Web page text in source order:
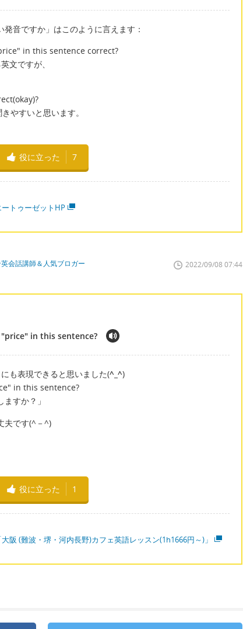
音ですか」はこのように言えます：
in this sentence correct?
文ですが、
やすいと思います。
役に立った 7
ートゥーゼットHP
会話講師＆人気ブロガー 2022/09/08 07:44
in this sentence?
も表現できると思いました(^_^)
in this sentence?
すか？」
夫です(^－^)
役に立った 1
大阪 (難波・堺・河内長野)カフェ英語レッスン(1h1666円～)」